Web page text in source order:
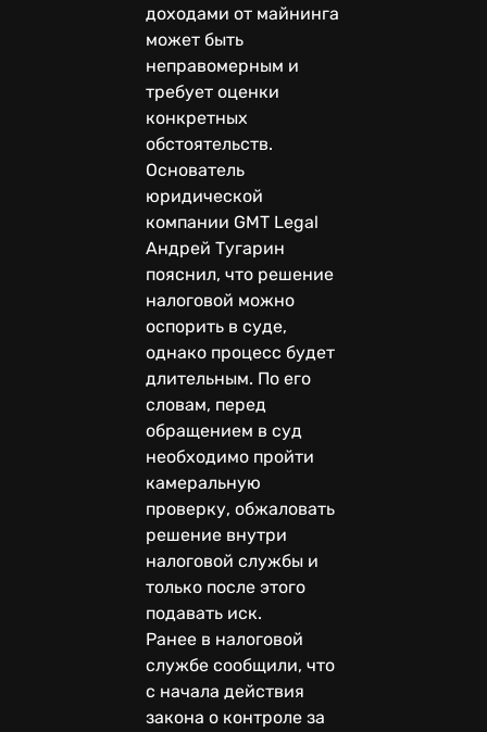
доходами от майнинга
может быть
неправомерным и
требует оценки
конкретных
обстоятельств.
Основатель
юридической
компании GMT Legal
Андрей Тугарин
пояснил, что решение
налоговой можно
оспорить в суде,
однако процесс будет
длительным. По его
словам, перед
обращением в суд
необходимо пройти
камеральную
проверку, обжаловать
решение внутри
налоговой службы и
только после этого
подавать иск.
Ранее в налоговой
службе сообщили, что
с начала действия
закона о контроле за